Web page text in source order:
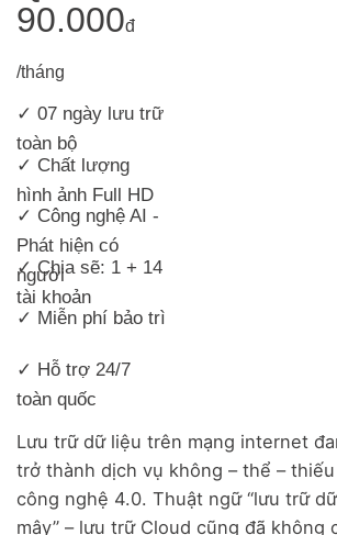
90.000đ
/tháng
✓ 07 ngày lưu trữ
toàn bộ
✓ Chất lượng
hình ảnh Full HD
✓ Công nghệ AI -
Phát hiện có
người
✓ Chia sẽ: 1 + 14
tài khoản
✓ Miễn phí bảo trì
✓ Hỗ trợ 24/7
toàn quốc
Lưu trữ dữ liệu trên mạng internet
trở thành dịch vụ không – thể –
công nghệ 4.0. Thuật ngữ “lưu trữ
mây” – lưu trữ Cloud cũng đã không